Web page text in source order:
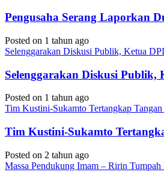
Pengusaha Serang Laporkan
Posted on 1 tahun ago
Selenggarakan Diskusi Publik, Ketua
Selenggarakan Diskusi
Posted on 1 tahun ago
Tim Kustini-Sukamto Tertangkap
Tim Kustini-Sukamto
Posted on 2 tahun ago
Massa Pendukung Imam – Ririn